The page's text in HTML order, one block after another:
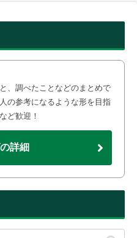
、調べたことなどのまとめで
の参考になるような形を目指
ど歓迎！
詳細